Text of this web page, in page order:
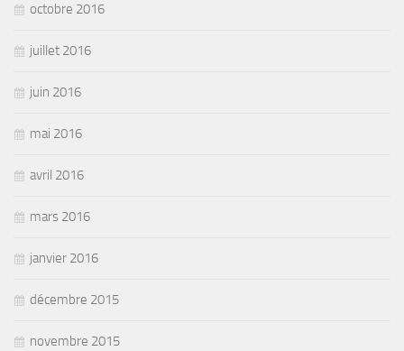
octobre 2016
juillet 2016
juin 2016
mai 2016
avril 2016
mars 2016
janvier 2016
décembre 2015
novembre 2015